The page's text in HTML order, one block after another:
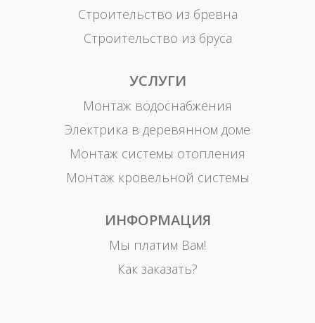
Строительство из бревна
Строительство из бруса
УСЛУГИ
Монтаж водоснабжения
Электрика в деревянном доме
Монтаж системы отопления
Монтаж кровельной системы
ИНФОРМАЦИЯ
Мы платим Вам!
Как заказать?